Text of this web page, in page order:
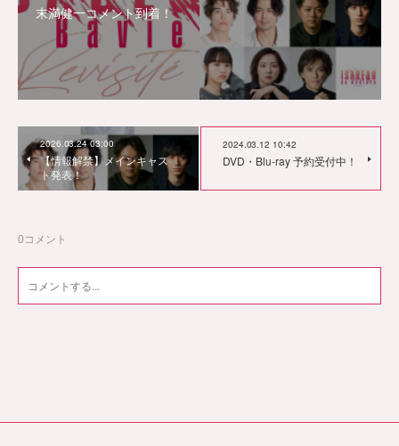
末満健一コメント到着！
2026.03.24 03:00
【情報解禁】メインキャス
ト発表！
2024.03.12 10:42
DVD・Blu-ray 予約受付中！
0 コメント